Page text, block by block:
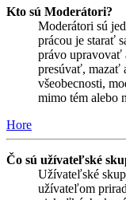
Kto sú Moderátori?
Moderátori sú
prácou je starať
právo upravovať
presúvať, mazať
všeobecnosti,
mimo tém alebo
Hore
Čo sú užívateľské
Užívateľské
užívateľom